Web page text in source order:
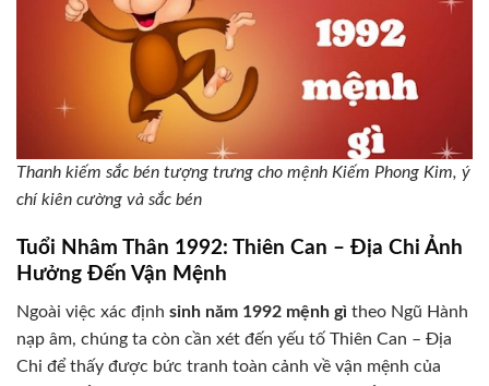
Thanh kiếm sắc bén tượng trưng cho mệnh Kiếm Phong Kim, ý
chí kiên cường và sắc bén
Tuổi Nhâm Thân 1992: Thiên Can – Địa Chi Ảnh
Hưởng Đến Vận Mệnh
Ngoài việc xác định sinh năm 1992 mệnh gì theo Ngũ Hành
nạp âm, chúng ta còn cần xét đến yếu tố Thiên Can – Địa
Chi để thấy được bức tranh toàn cảnh về vận mệnh của